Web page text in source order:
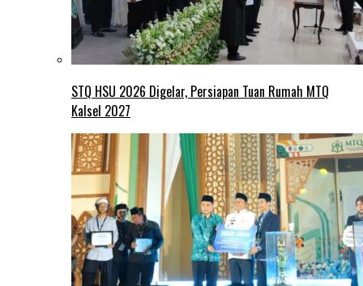
STQ HSU 2026 Digelar, Persiapan Tuan Rumah MTQ
Kalsel 2027